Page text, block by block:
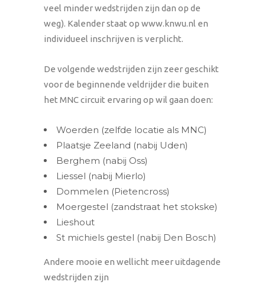
veel minder wedstrijden zijn dan op de
weg). Kalender staat op www.knwu.nl en
individueel inschrijven is verplicht.
De volgende wedstrijden zijn zeer geschikt
voor de beginnende veldrijder die buiten
het MNC circuit ervaring op wil gaan doen:
Woerden (zelfde locatie als MNC)
Plaatsje Zeeland (nabij Uden)
Berghem (nabij Oss)
Liessel (nabij Mierlo)
Dommelen (Pietencross)
Moergestel (zandstraat het stokske)
Lieshout
St michiels gestel (nabij Den Bosch)
Andere mooie en wellicht meer uitdagende
wedstrijden zijn